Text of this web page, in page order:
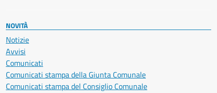
NOVITÀ
Notizie
Avvisi
Comunicati
Comunicati stampa della Giunta Comunale
Comunicati stampa del Consiglio Comunale